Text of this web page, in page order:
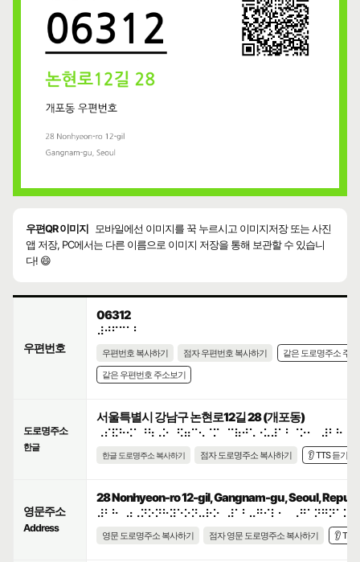
우편QR 이미지
모바일에선 이미지를 꾹 누르시고 이미지저장 또는 사진
앱 저장, PC에서는 다른 이름으로 이미지 저장을 통해 보관할 수 있습니
다! 😄
우편번호
06312
⠼⠚⠋⠉⠁⠃
우편번호 복사하기 점자 우편번호 복사하기
같은 도로명주소 주
같은 우편번호 주소보기
도로명주소
한글
서울특별시 강남구 논현로12길 28 (개포동)
⠠⠎⠯⠓⠪⠁⠘⠳⠠⠕⠀⠫⠶⠉⠢⠈⠍⠀⠉⠷⠚⠡⠐⠥⠼⠁⠃⠈⠕⠂⠀⠼⠃⠓
한글 도로명주소 복사하기 점자 도로명주소 복사하기 👂 TTS 듣기
영문주소
Address
28 Nonhyeon-ro 12-gil, Gangnam-gu, Seoul,
영문 도로명주소 복사하기 점자 영문 도로명주소 복사하기 👂 TTS